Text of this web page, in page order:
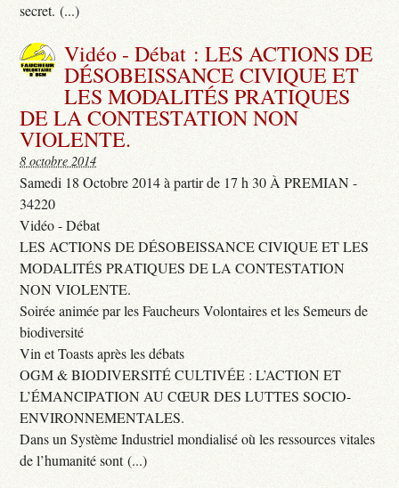
secret. (...)
Vidéo - Débat : LES ACTIONS DE
DÉSOBEISSANCE CIVIQUE ET
LES MODALITÉS PRATIQUES
DE LA CONTESTATION NON
VIOLENTE.
8 octobre 2014
Samedi 18 Octobre 2014 à partir de 17 h 30 À PREMIAN -
34220
Vidéo - Débat
LES ACTIONS DE DÉSOBEISSANCE CIVIQUE ET LES
MODALITÉS PRATIQUES DE LA CONTESTATION
NON VIOLENTE.
Soirée animée par les Faucheurs Volontaires et les Semeurs de
biodiversité
Vin et Toasts après les débats
OGM & BIODIVERSITÉ CULTIVÉE : L’ACTION ET
L’ÉMANCIPATION AU CŒUR DES LUTTES SOCIO-
ENVIRONNEMENTALES.
Dans un Système Industriel mondialisé où les ressources vitales
de l’humanité sont (...)